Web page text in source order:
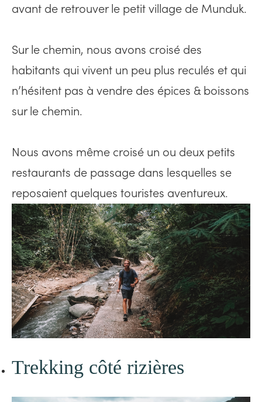
avant de retrouver le petit village de Munduk.
Sur le chemin, nous avons croisé des
habitants qui vivent un peu plus reculés et qui
n’hésitent pas à vendre des épices & boissons
sur le chemin.
Nous avons même croisé un ou deux petits
restaurants de passage dans lesquelles se
reposaient quelques touristes aventureux.
Trekking côté rizières